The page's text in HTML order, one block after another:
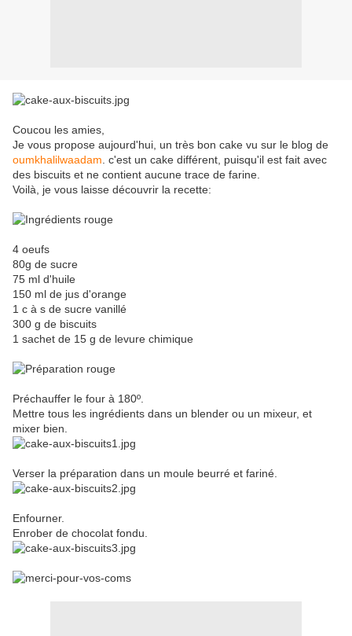
Coucou les amies,
Je vous propose aujourd'hui, un très bon cake vu sur le blog de
oumkhalilwaadam . c'est un cake différent, puisqu'il est fait avec
des biscuits et ne contient aucune trace de farine.
Voilà, je vous laisse découvrir la recette:
4 oeufs
80g de sucre
75 ml d'huile
150 ml de jus d'orange
1 c à s de sucre vanillé
300 g de biscuits
1 sachet de 15 g de levure chimique
Préchauffer le four à 180º.
Mettre tous les ingrédients dans un blender ou un mixeur, et
mixer bien.
Verser la préparation dans un moule beurré et fariné.
Enfourner.
Enrober de chocolat fondu.